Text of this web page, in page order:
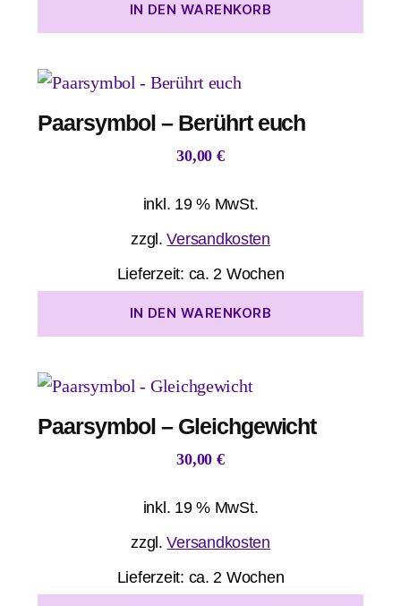
IN DEN WARENKORB
Paarsymbol – Berührt euch
30,00 €
inkl. 19 % MwSt.
zzgl.Versandkosten
Lieferzeit: ca. 2 Wochen
IN DEN WARENKORB
Paarsymbol – Gleichgewicht
30,00 €
inkl. 19 % MwSt.
zzgl.Versandkosten
Lieferzeit: ca. 2 Wochen